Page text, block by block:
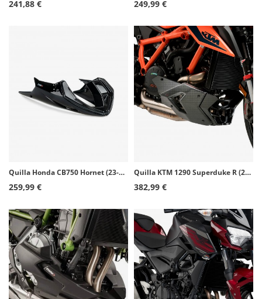
241,88 € 249,99 €
Quilla Honda CB750 Hornet (23-26) Puig Negro 21481N
259,99 €
Quilla KTM 1290 Superduke R (20-24), 1390 Super Duke R (24-26) Puig Símil carbono 20428C
382,99 €